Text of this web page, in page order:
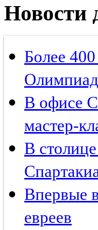
Новости
Более
В офисе
мастер-
В
Впервые
евреев